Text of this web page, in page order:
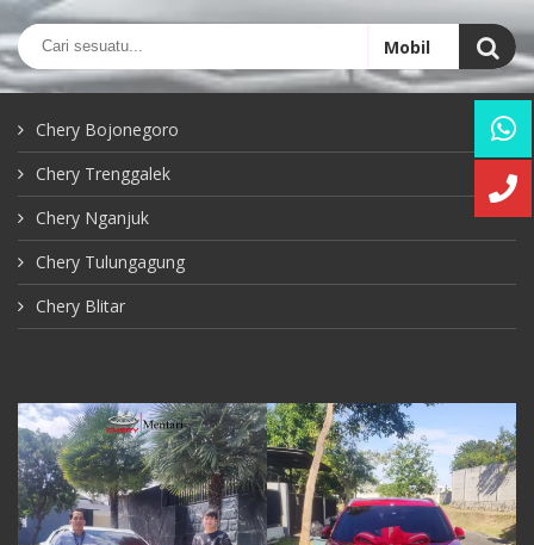
Chery Bojonegoro
Chery Trenggalek
Chery Nganjuk
Chery Tulungagung
Chery Blitar